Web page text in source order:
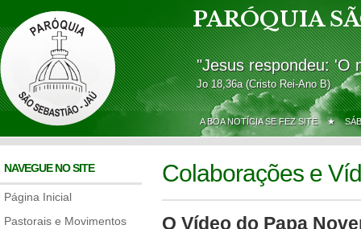
PARÓQUIA
"Jesus respondeu: 'O
Jo 18,36a (Cristo Rei-Ano B)
A BOA NOTÍCIA SE FEZ SITE ★
NAVEGUE NO SITE
Página Inicial
Pastorais e Movimentos
Colaborações e
O Vídeo do Papa